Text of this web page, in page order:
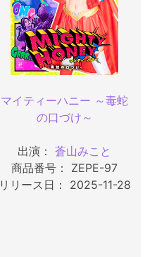
マイティーハニー ～毒蛇
の口づけ～
出演：蒼山みこと
商品番号： ZEPE-97
リリース日： 2025-11-28